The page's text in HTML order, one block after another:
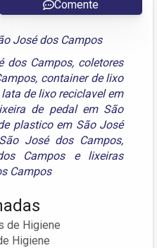
Comente
José dos Campos
dos Campos, coletores
, container de lixo
lata de lixo reciclavel em
de pedal em São
plastico em São José
José dos Campos,
Campose lixeiras
Campos
de Higiene
Higiene